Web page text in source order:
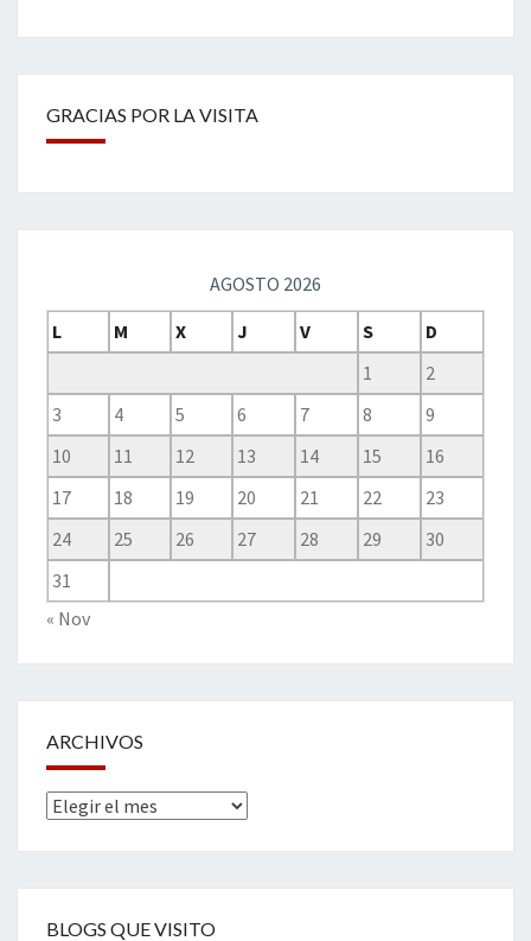
GRACIAS POR LA VISITA
AGOSTO 2026
L
M X J V S
D
1
2
3
4 5 6 7 8
9
10
11 12 13 14 15
16
17
18 19 20 21 22
23
24
25 26 27 28 29
30
31
« Nov
ARCHIVOS
Archivos
BLOGS QUE VISITO